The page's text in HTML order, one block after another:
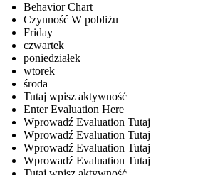
Behavior Chart
Czynność W pobliżu
Friday
czwartek
poniedziałek
wtorek
środa
Tutaj wpisz aktywność
Enter Evaluation Here
Wprowadź Evaluation Tutaj
Wprowadź Evaluation Tutaj
Wprowadź Evaluation Tutaj
Wprowadź Evaluation Tutaj